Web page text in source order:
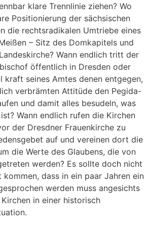
klare Trennlinie ziehen? Wo
Positionierung der sächsischen
die rechtsradikalen Umtriebe eines
– Sitz des Domkapitels und
Wann endlich tritt der
öffentlich in Dresden oder
kraft seines Amtes denen entgegen,
verbrämten Attitüde den Pegida-
und damit alles besudeln, was
Wann endlich rufen die Kirchen
der Dresdner Frauenkirche zu
auf und vereinen dort die
die Werte des Glaubens, die von
werden? Es sollte doch nicht
dass in ein paar Jahren ein
werden muss angesichts
in einer historisch